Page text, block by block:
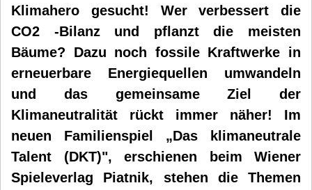
Klimahero gesucht! Wer verbessert die
CO2 -Bilanz und pflanzt die meisten
Bäume? Dazu noch fossile Kraftwerke in
erneuerbare Energiequellen umwandeln
und das gemeinsame Ziel der
Klimaneutralität rückt immer näher! Im
neuen Familienspiel „Das klimaneutrale
Talent (DKT)", erschienen beim Wiener
Spieleverlag Piatnik, stehen die Themen